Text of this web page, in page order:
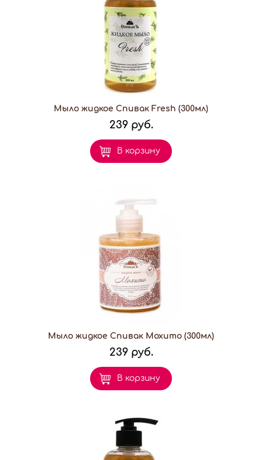
Мыло жидкое Спивак Fresh (300мл)
239 руб.
В корзину
Мыло жидкое Спивак Мохито (300мл)
239 руб.
В корзину